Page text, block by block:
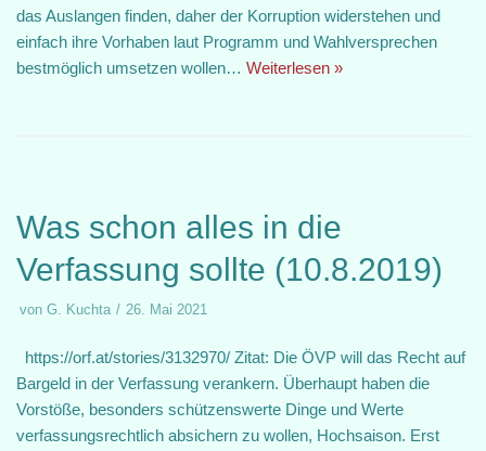
das Auslangen finden, daher der Korruption widerstehen und
einfach ihre Vorhaben laut Programm und Wahlversprechen
bestmöglich umsetzen wollen… Weiterlesen »
Was schon alles in die
Verfassung sollte (10.8.2019)
von G. Kuchta 26. Mai 2021
https://orf.at/stories/3132970/ Zitat: Die ÖVP will das Recht auf
Bargeld in der Verfassung verankern. Überhaupt haben die
Vorstöße, besonders schützenswerte Dinge und Werte
verfassungsrechtlich absichern zu wollen, Hochsaison. Erst